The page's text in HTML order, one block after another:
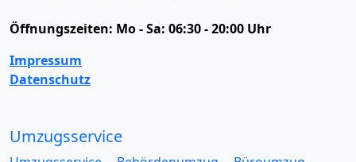
Öffnungszeiten: Mo - Sa: 06:30 - 20:00 Uhr
Impressum
Datenschutz
Umzugsservice